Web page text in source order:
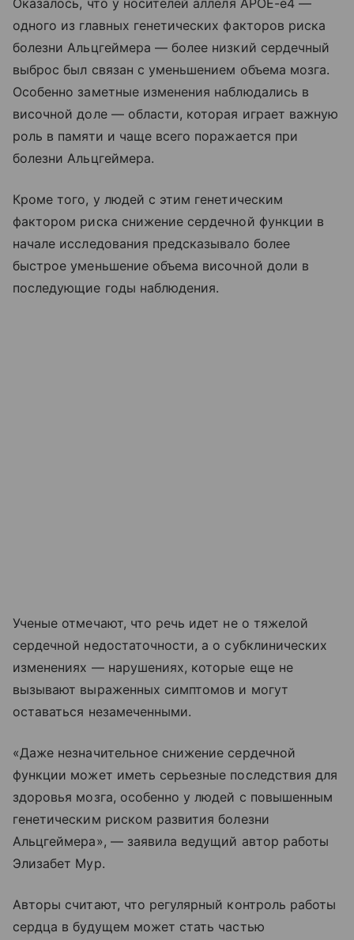
Оказалось, что у носителей аллеля APOE-e4 —
одного из главных генетических факторов риска
болезни Альцгеймера — более низкий сердечный
выброс был связан с уменьшением объема мозга.
Особенно заметные изменения наблюдались в
височной доле — области, которая играет важную
роль в памяти и чаще всего поражается при
болезни Альцгеймера.
Кроме того, у людей с этим генетическим
фактором риска снижение сердечной функции в
начале исследования предсказывало более
быстрое уменьшение объема височной доли в
последующие годы наблюдения.
Ученые отмечают, что речь идет не о тяжелой
сердечной недостаточности, а о субклинических
изменениях — нарушениях, которые еще не
вызывают выраженных симптомов и могут
оставаться незамеченными.
«Даже незначительное снижение сердечной
функции может иметь серьезные последствия для
здоровья мозга, особенно у людей с повышенным
генетическим риском развития болезни
Альцгеймера», — заявила ведущий автор работы
Элизабет Мур.
Авторы считают, что регулярный контроль работы
сердца в будущем может стать частью